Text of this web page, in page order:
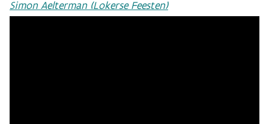
Simon Aelterman (Lokerse Feesten)